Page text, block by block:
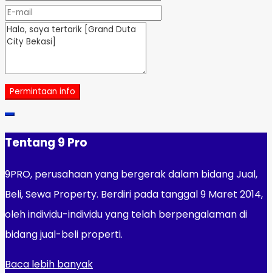
Permintaan info
Tentang 9 Pro
9PRO, perusahaan yang bergerak dalam bidang Jual,
Beli, Sewa Property. Berdiri pada tanggal 9 Maret 2014,
oleh individu-individu yang telah berpengalaman di
bidang jual-beli properti.
Baca lebih banyak